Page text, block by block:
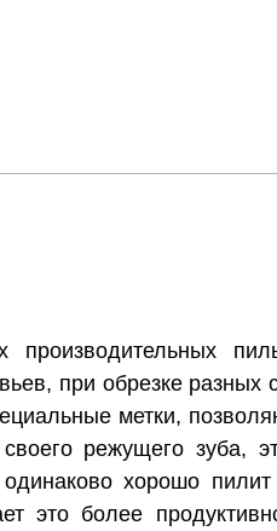
при обрезке разных
метки,
режущего зуба,
хорошо
это более